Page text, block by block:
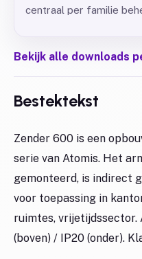
centraal per familie
Bekijk alle downloads
Bestektekst
Zender 600 is een
serie van Atomis. Het
gemonteerd, is indirect
voor toepassing in
ruimtes,
(boven) / IP20 (onder).